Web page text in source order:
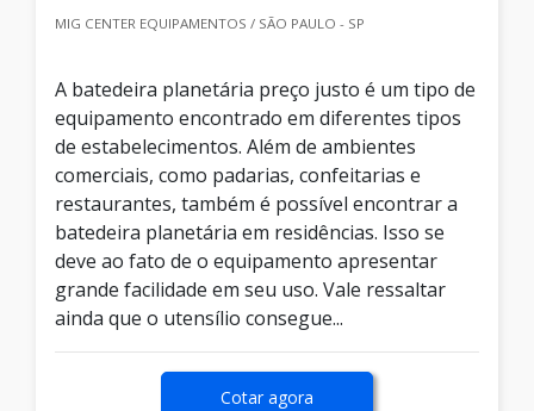
MIG CENTER EQUIPAMENTOS / SÃO PAULO - SP
A batedeira planetária preço justo é um tipo de
equipamento encontrado em diferentes tipos
de estabelecimentos. Além de ambientes
comerciais, como padarias, confeitarias e
restaurantes, também é possível encontrar a
batedeira planetária em residências. Isso se
deve ao fato de o equipamento apresentar
grande facilidade em seu uso. Vale ressaltar
ainda que o utensílio consegue...
Cotar agora